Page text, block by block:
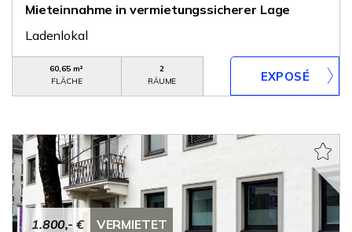
Mieteinnahme in vermietungssicherer Lage
Ladenlokal
60,65 m²
FLÄCHE
2
RÄUME
1.800,- € VERMIETET